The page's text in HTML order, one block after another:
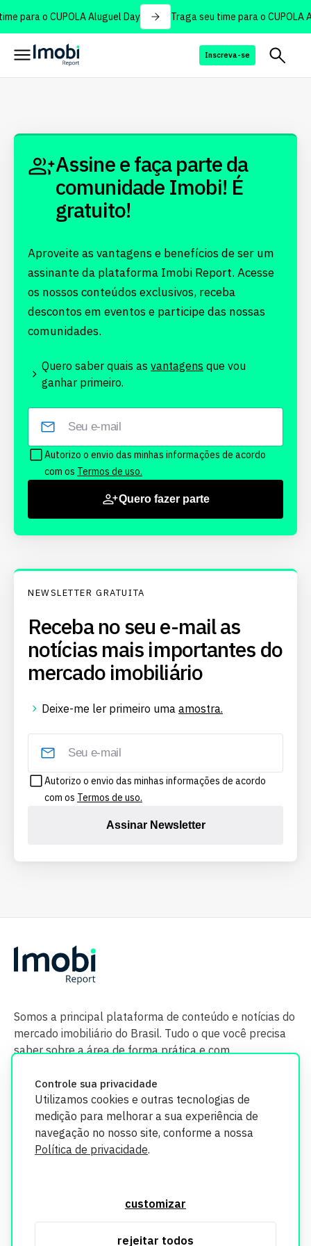
para o CUPOLA Aluguel Day Traga seu time para o CUPOLA
Inscreva-se
Controle sua privacidade
Utilizamos cookies e outras tecnologias de
medição para melhorar a sua experiência de
navegação no nosso site, conforme a nossa
Política de privacidade.
customizar
rejeitar todos
Assine e faça parte da
comunidade Imobi! É
gratuito!
Aproveite as vantagens e benefícios de ser um
assinante da plataforma Imobi Report. Acesse
os nossos conteúdos exclusivos, receba
descontos em eventos e participe das nossas
comunidades.
Quero saber quais as vantagens que vou
ganhar primeiro.
Autorizo o envio das minhas informações de acordo
com os Termos de uso.
Quero fazer parte
NEWSLETTER GRATUITA
Receba no seu e-mail as
notícias mais importantes do
mercado imobiliário
Deixe-me ler primeiro uma amostra.
Autorizo o envio das minhas informações de acordo
com os Termos de uso.
Assinar Newsletter
Somos a principal plataforma de conteúdo e notícias do
mercado imobiliário do Brasil. Tudo o que você precisa
saber sobre a área de forma prática e com
segurança. Todos os dados coletados em nosso site são
utilizados exclusivamente para fins de aprimoramento de
informações, consulte nossa Política de Privacidade.